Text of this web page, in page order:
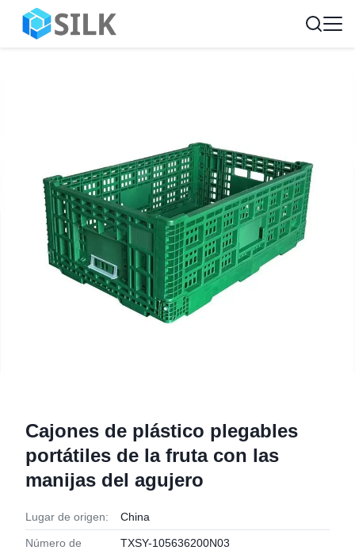
Cajones de plástico plegables
portátiles de la fruta con las
manijas del agujero
Lugar de origen: China
Número de
TXSY-105636200N03